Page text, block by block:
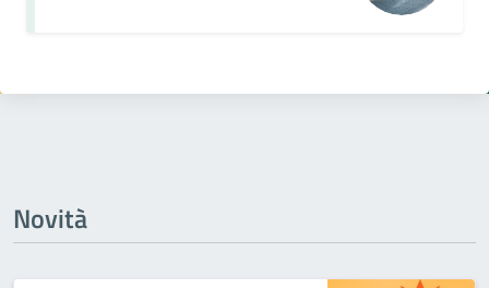
Novità